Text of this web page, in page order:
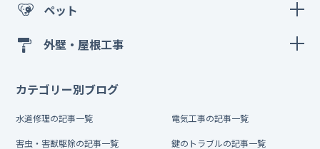
ペット
外壁・屋根工事
カテゴリー別ブログ
水道修理の記事一覧 電気工事の記事一覧
害虫・害獣駆除の記事一覧 鍵のトラブルの記事一覧